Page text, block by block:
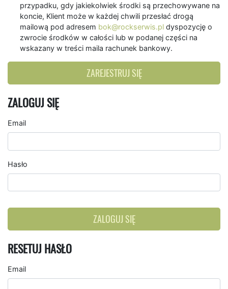
przypadku, gdy jakiekolwiek środki są przechowywane na
koncie, Klient może w każdej chwili przesłać drogą
mailową pod adresem bok@rockserwis.pl dyspozycję o
zwrocie środków w całości lub w podanej części na
wskazany w treści maila rachunek bankowy.
ZAREJESTRUJ SIĘ
ZALOGUJ SIĘ
Email
Hasło
ZALOGUJ SIĘ
RESETUJ HASŁO
Email